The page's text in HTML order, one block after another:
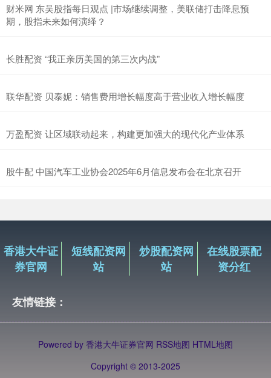
财米网 东吴股指每日观点 |市场继续调整，美联储打击降息预
期，股指未来如何演绎？
长胜配资 “我正亲历美国的第三次内战”
联华配资 贝泰妮：销售费用增长幅度高于营业收入增长幅度
万盈配资 让区域联动起来，构建更加强大的现代化产业体系
股牛配 中国汽车工业协会2025年6月信息发布会在北京召开
香港大牛证
券官网
短线配资网
站
炒股配资网
站
在线股票配
资分红
友情链接：
Powered by 香港大牛证券官网 RSS地图 HTML地图
Copyright © 2013-2025